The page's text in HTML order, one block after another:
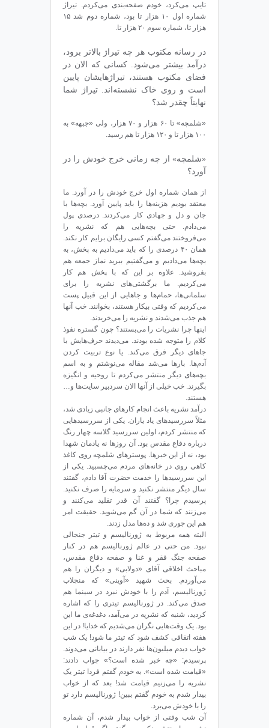
تایپ می‌کرد، خودم صفحه‌بندی می‌کردم. تیراژ
شماره اول ۱۰ هزار تا بود، شماره دوم شد ۱۵
هزار تا، شماره سوم ۲۰ هزار تا.
در رسانه مکتوب هر چه تیراژ بالاتر برود،
درآمد بیشتر می‌شود. کسانی که الان در
فضای مکتوب هستند، تیراژهایشان پایین
است و روی خاک نشسته‌اند. تیراژ شما
نهایتاً چقدر شد؟
«شلمچه» تا ۶۰ هزار و ۷۰ هزار، ولی «جبهه» به
۱۰۰ هزار تا و ۱۲۰ هزار تا هم رسید.
«شلمچه» از چه زمانی خرج خودش را در
آورد؟
از همان شماره‌ اول خرج خودش را در آورد. ما
معتقد بودیم هزینه‌ها را باید پایین آورد. بچه‌ها با
جان و دل و جهادی کار می‌کردند. درصدی پول
می‌دادم. حتی بچه‌هایی هم که نشریه را
می‌فروختند می‌گفتم کسی رایگان برایم کار نکند.
همان ۴۰ درصدی را که باید می‌دادیم به پخش، به
بچه‌ها می‌دادیم و می‌گفتیم ببرید نماز جمعه هم
بفروشید. علاوه بر این که با پخش هم کار
می‌کردیم. ما برگشتی‌های نشریه را برای
سلمانی‌ها، حمام‌ها و جاهایی از این قبیل پست
می‌کردیم که وقتی بیکار هستند، بخوانند. خب آنها
هم جذب می‌شدند و نشریه را می‌خریدند.
اینها چرا نشریات را می‌بستند؟ چون گستره‌ نفوذ
کلام را متوجه شده بودند. می‌دیدند حرف‌هایش با
جاهای دیگر فرق می‌کند. یا نوع تربیت کردن
آدم‌ها. بارها می‌شد مقاله می‌نوشتم و به اسم
بچه‌های دیگر منتشر می‌کردم تا روحیه و انگیزه
بگیرند. خب خیلی از آنها الان سردبیر سایت‌ها و…
هستند.
درآمد نشریه باعث انجام کارهای جانبی زیادی شد،
مثلاً سررسیدهای یاد یاران. یکی از سررسیدهایی
که منتشر کردم، اولین سررسید گلاسه‌ چهار رنگ
درباره‌ دفاع مقدس بود. آن روزها نه یادمان شهدا
بود، نه از این خبرها. پوسترهای شلمچه روی کاغذ
کاهی روی در خانه‌های مردم می‌چسبید. یکی از
این سررسیدها را خدمت حضرت آقا دادم، گفتند
سال دیگر منتشر نکنید و سرمایه را صرف نکنید.
پرسیدم چرا؟ گفتند آن قدر تقلید می‌کنند و
می‌زنند که شما در آن گم می‌شوید. حقیقت امر
هم این جوری شد و ده‌ها مدل زدند.
البته همه مربوط به ژورنالیسم و تیتر جنجالی
نبود. من حتی در عالم ژورنالیسم هم در کنار
صفحه‌ جنگ فقر و غنا و صفحه دفاع مقدس،
مباحث اخلاقی آقای «دولابی» و دیگران را هم
می‌آوردم. بحث شهید «آوینی» که منجلاب
ژورنالیسم، آدم را با خودش نبرد در سینما هم
صدق می‌کند. در ژورنالیسم تیتری را که اشاره
کردید، شنبه که نشریه در می‌آمد، دغدغه‌ی ما این
بود. یک وقت‌هایی نگران می‌شدیم که خدایا! در این
هفته اتفاقی کشف شود که تیتر ما شود! یک شب
خواب دیدم میلیون‌ها نفر دارند در بیابانی می‌دوند.
پرسیدم: «چه خبر شده است؟» جواب دادند:
«قیامت شده است». به خودم گفتم فردا تیتر یک
نشریه را می‌زنیم قیامت شد! بعد که از خواب
بیدار شدم به خودم گفتم ببین! ژورنالیسم دارد تو
را با خودش می‌برد.
آن شب وقتی از خواب بیدار شدم، آن شماره‌